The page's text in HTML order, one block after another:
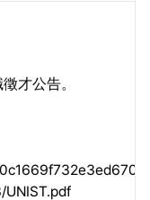
才公告。